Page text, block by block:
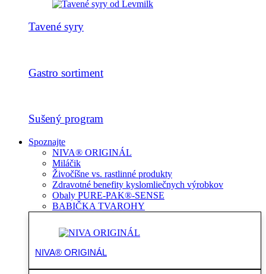
Tavené syry
Gastro sortiment
Sušený program
Spoznajte
NIVA® ORIGINÁL
Miláčik
Živočíšne vs. rastlinné produkty
Zdravotné benefity kyslomliečnych výrobkov
Obaly PURE-PAK®-SENSE
BABIČKA TVAROHY
NIVA® ORIGINÁL